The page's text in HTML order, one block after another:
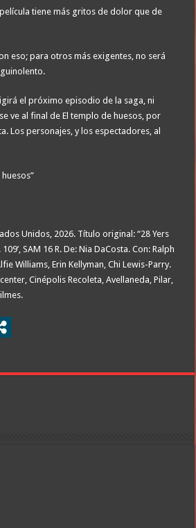
tiene más gritos de dolor que de
eso; para otros más exigentes, no será
el próximo episodio de la saga, ni
ve al final de El templo de huesos, por
Los personajes, y los espectadores, al
Unidos, 2026. Título original: “28 Yers
SAM 16 R. De: Nia DaCosta. Con: Ralph
Williams, Erin Kellyman, Chi Lewis-Parry.
Cinépolis Recoleta, Avellaneda, Pilar,